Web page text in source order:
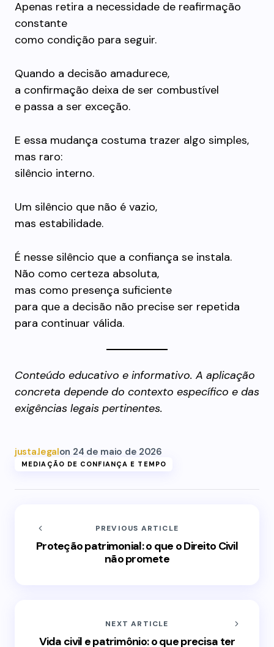
Apenas retira a necessidade de reafirmação
constante
como condição para seguir.
Quando a decisão amadurece,
a confirmação deixa de ser combustível
e passa a ser exceção.
E essa mudança costuma trazer algo simples,
mas raro:
silêncio interno.
Um silêncio que não é vazio,
mas estabilidade.
É nesse silêncio que a confiança se instala.
Não como certeza absoluta,
mas como presença suficiente
para que a decisão não precise ser repetida
para continuar válida.
Conteúdo educativo e informativo. A aplicação
concreta depende do contexto específico e das
exigências legais pertinentes.
justa.legalon 24 de maio de 2026
MEDIAÇÃO DE CONFIANÇA E TEMPO
PREVIOUS ARTICLE
Proteção patrimonial: o que o Direito Civil
não promete
NEXT ARTICLE
Vida civil e patrimônio: o que precisa ter